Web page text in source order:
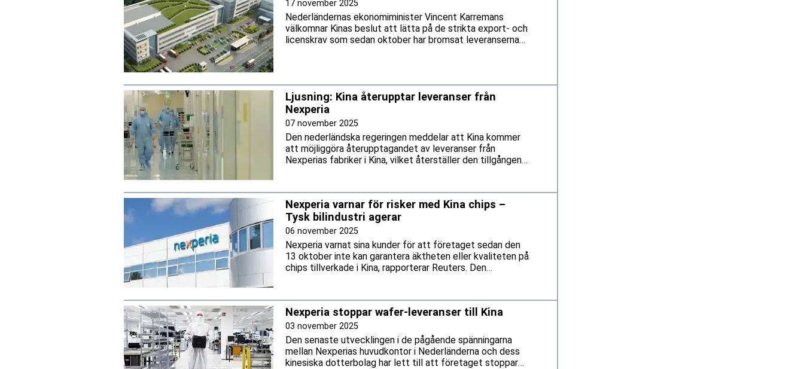
17 november 2025
Nederländernas ekonomiminister Vincent Karremans
välkomnar Kinas beslut att lätta på de strikta export- och
licenskrav som sedan oktober har bromsat leveranserna
Ljusning: Kina återupptar leveranser från
Nexperia
07 november 2025
Den nederländska regeringen meddelar att Kina kommer
att möjliggöra återupptagandet av leveranser från
Nexperias fabriker i Kina, vilket återställer den tillgången
Nexperia varnar för risker med Kina chips –
Tysk bilindustri agerar
06 november 2025
Nexperia varnat sina kunder för att företaget sedan den
13 oktober inte kan garantera äktheten eller kvaliteten på
chips tillverkade i Kina, rapporterar Reuters. Den
Nexperia stoppar wafer-leveranser till Kina
03 november 2025
Den senaste utvecklingen i de pågående spänningarna
mellan Nexperias huvudkontor i Nederländerna och dess
kinesiska dotterbolag har lett till att företaget stoppar